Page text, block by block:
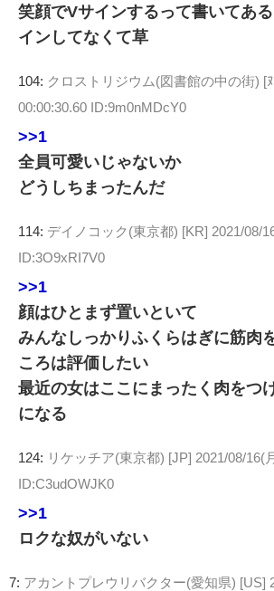
笑顔でVサインするって書いてあ
インしてなくて草
104: クロストリジウム(図書館の中の街) [
00:00:30.60 ID:9m0nMDcY0
>>1
全員可愛いじゃないか
どうしちまったんだ
114: デイノコック(東京都) [KR] 2021/08/
ID:3O9xRI7V0
>>1
顔はひとまず置いといて
みんなしっかりふくらはぎに筋肉
ころは評価したい
最近の女はここにまったく肉をつ
になる
124: リケッチア(東京都) [JP] 2021/08/16(
ID:C3udOWJK0
>>1
ロクな奴がいない
7: アカントプレウリバクター(愛知県) [US]